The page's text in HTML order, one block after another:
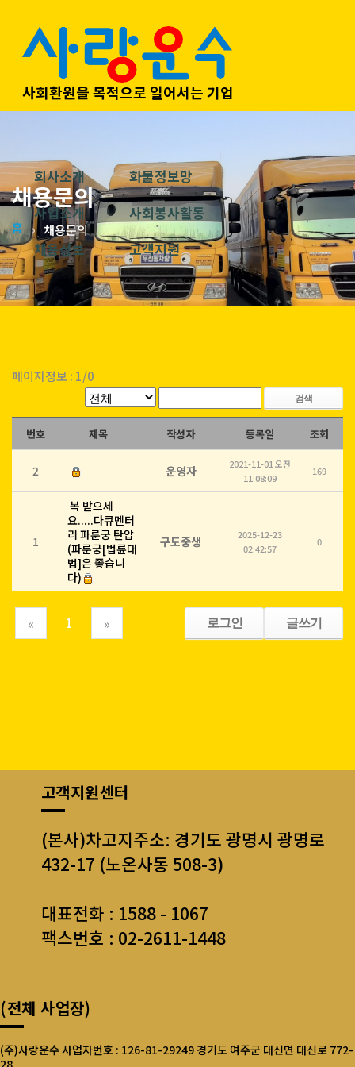
사회환원을 목적으로 일어서는 기업
회사소개
화물정보망
사업소개
사회봉사활동
채용정보
고객지원
채용문의
홈 채용문의
페이지정보 : 1/0
검색
번호 제목 작성자 등록일 조회
2 운영자
2021-11-01 오전
11:08:09
169
1
복 받으세
요.....다큐멘터
리 파룬궁 탄압
(파룬궁[법륜대
법]은 좋습니
다)
구도중생
2025-12-23
02:42:57
0
« 1 (current)
» 로그인 글쓰기
고객지원센터
(본사)차고지주소: 경기도 광명시 광명로
432-17 (노온사동 508-3)
대표전화 : 1588 - 1067
팩스번호 : 02-2611-1448
(전체 사업장)
(주)사랑운수 사업자번호 : 126-81-29249 경기도 여주군 대신면 대신로 772-
28